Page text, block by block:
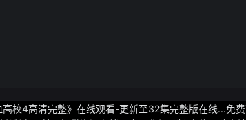
高校4高清完整》在线观看-更新至32集完整版在线...免